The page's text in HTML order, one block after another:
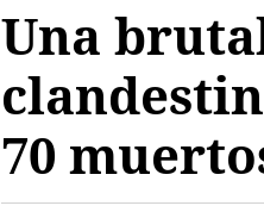
Una
70